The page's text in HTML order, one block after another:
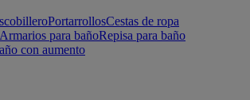
PortarrollosCestas de ropa
Armarios para bañoRepisa para baño
con aumento